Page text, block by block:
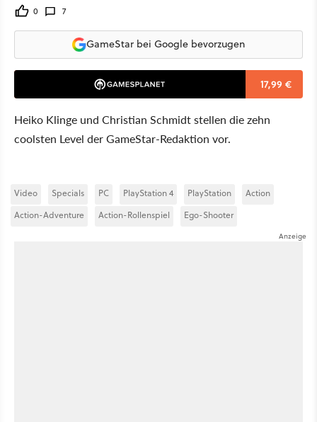
0 7
GameStar bei Google bevorzugen
17,99 €
Heiko Klinge und Christian Schmidt stellen die zehn
coolsten Level der GameStar-Redaktion vor.
Video Specials PC PlayStation 4 PlayStation
Action
Action-Adventure
Action-Rollenspiel Ego-Shooter